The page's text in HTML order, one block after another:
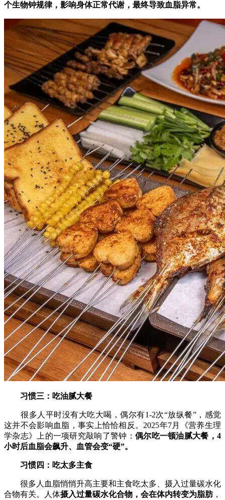
个生物钟规律，影响身体正常代谢，最终导致血脂异常。
习惯三：吃油腻大餐
很多人平时没有大吃大喝，偶尔有1-2次“放纵餐”，感觉
这并不会影响血脂，事实上恰恰相反。2025年7月《营养生理
学杂志》上的一项研究敲响了警钟： 偶尔吃一顿油腻大餐，4
小时后血脂会飙升、血管会变“硬”。
习惯四：吃太多主食
很多人血脂悄悄升高主要和主食吃太多、摄入过量碳水化
合物有关。人体摄入过量碳水化合物，会在体内转变为脂肪，